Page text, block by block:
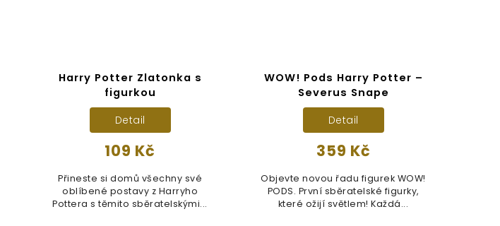
Harry Potter Zlatonka s
figurkou
109 Kč
Detail
Přineste si domů všechny své
oblíbené postavy z Harryho
Pottera s těmito sběratelskými...
WOW! Pods Harry Potter –
Severus Snape
359 Kč
Detail
Objevte novou řadu figurek WOW!
PODS. První sběratelské figurky,
které ožijí světlem! Každá...